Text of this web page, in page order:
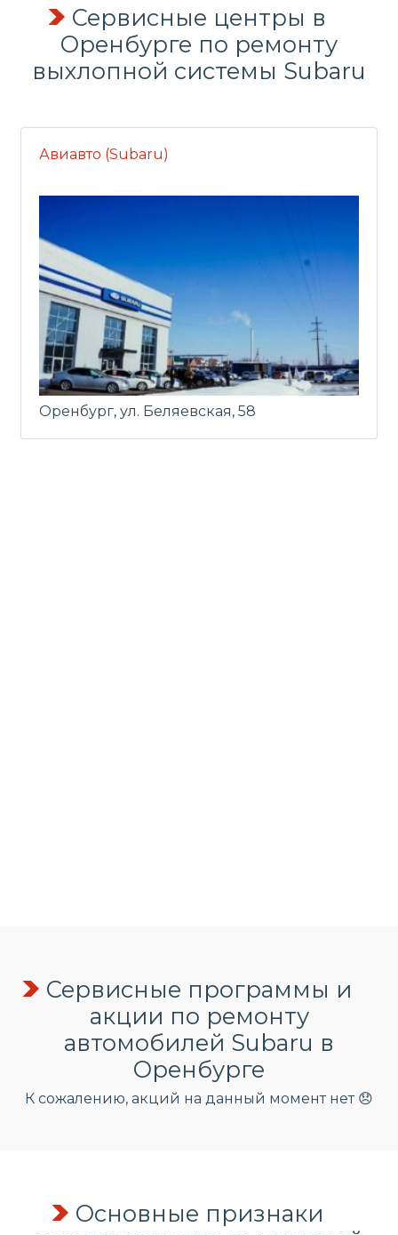
Сервисные центры в
Оренбурге по ремонту
выхлопной системы Subaru
Авиавто (Subaru)
Оренбург, ул. Беляевская, 58
Сервисные программы и
акции по ремонту
автомобилей Subaru в
Оренбурге
К сожалению, акций на данный момент нет 😞
Основные признаки